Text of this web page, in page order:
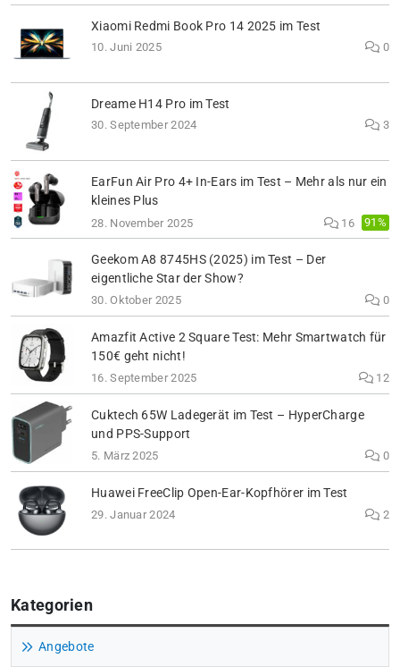
Xiaomi Redmi Book Pro 14 2025 im Test
10. Juni 2025 0
Dreame H14 Pro im Test
30. September 2024 3
EarFun Air Pro 4+ In-Ears im Test – Mehr als nur ein
kleines Plus
28. November 2025 16 91%
Geekom A8 8745HS (2025) im Test – Der
eigentliche Star der Show?
30. Oktober 2025 0
Amazfit Active 2 Square Test: Mehr Smartwatch für
150€ geht nicht!
16. September 2025 12
Cuktech 65W Ladegerät im Test – HyperCharge
und PPS-Support
5. März 2025 0
Huawei FreeClip Open-Ear-Kopfhörer im Test
29. Januar 2024 2
Kategorien
Angebote